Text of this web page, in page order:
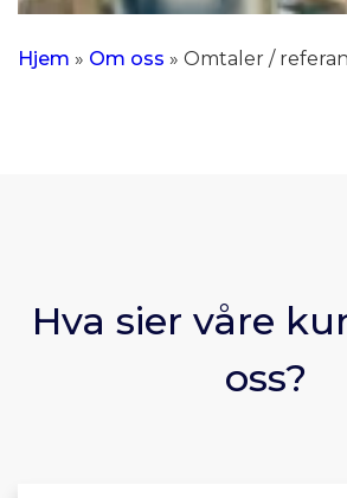
Hjem » Om oss » Omtaler /
Hva sier våre
oss?